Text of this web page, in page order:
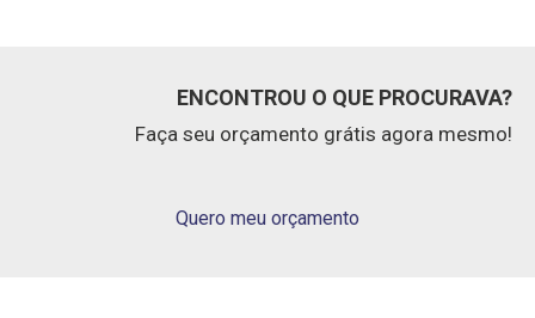
ENCONTROU O QUE PROCURAVA?
Faça seu orçamento grátis agora mesmo!
Quero meu orçamento